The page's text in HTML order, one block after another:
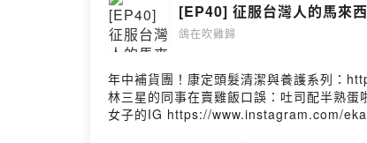
[EP40] 征服台灣人的馬來
鴿在吹雞歸
年中補貨團！康定頭髮清潔與養護系列：
林三星的同事在賣雞飯口誤：吐司配半熟
女子的IG https://www.instagram.com/